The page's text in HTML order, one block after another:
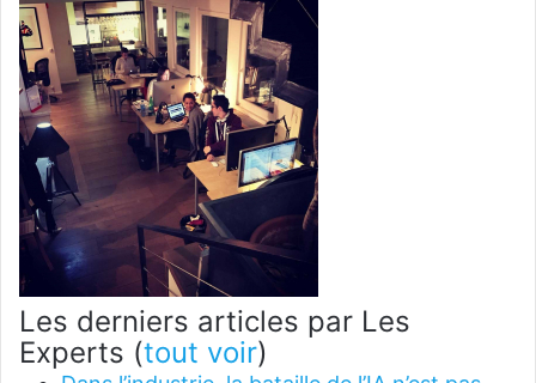
Les derniers articles par Les
Experts (tout voir)